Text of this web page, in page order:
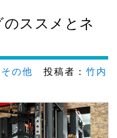
ススメとネ
その他 投稿者： 竹内